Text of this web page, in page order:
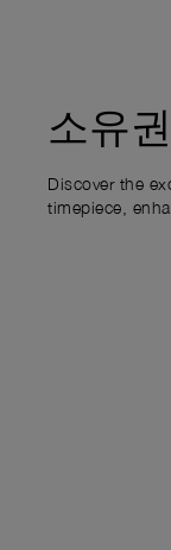
소유권
Discover the
timepiece,